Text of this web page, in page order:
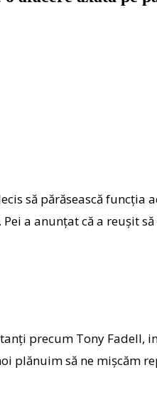
să părăsească
a anunțat că a reușit
precum Tony Fadell,
plănuim să ne mișcăm